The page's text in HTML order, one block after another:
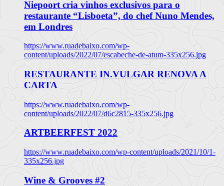
Niepoort cria vinhos exclusivos para o
restaurante “Lisboeta”, do chef Nuno Mendes,
em Londres
https://www.ruadebaixo.com/wp-
content/uploads/2022/07/escabeche-de-atum-335x256.jpg
RESTAURANTE IN.VULGAR RENOVA A
CARTA
https://www.ruadebaixo.com/wp-
content/uploads/2022/07/d6c2815-335x256.jpg
ARTBEERFEST 2022
https://www.ruadebaixo.com/wp-content/uploads/2021/10/1-
335x256.jpg
Wine & Grooves #2